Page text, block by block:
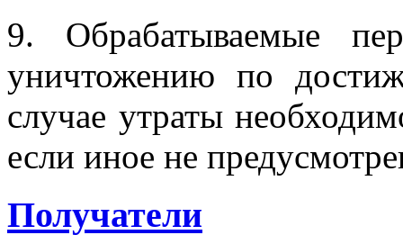
9. Обрабатываемые
уничтожению по
случае утраты
если иное не
Получатели